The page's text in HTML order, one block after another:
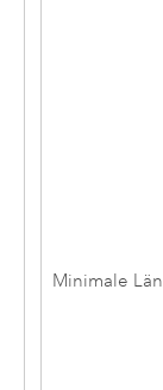
Minimale